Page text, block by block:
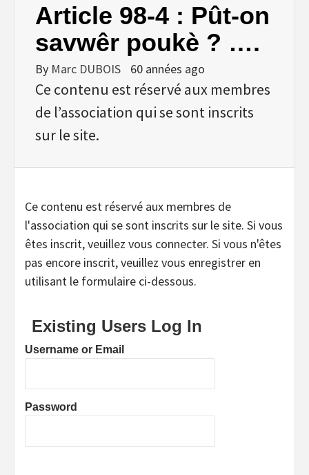
Article 98-4 : Pût-on
savwêr poukè ? ….
By Marc DUBOIS 60 années ago
Ce contenu est réservé aux membres
de l’association qui se sont inscrits
sur le site.
Ce contenu est réservé aux membres de
l'association qui se sont inscrits sur le site. Si vous
êtes inscrit, veuillez vous connecter. Si vous n'êtes
pas encore inscrit, veuillez vous enregistrer en
utilisant le formulaire ci-dessous.
Existing Users Log In
Username or Email
Password